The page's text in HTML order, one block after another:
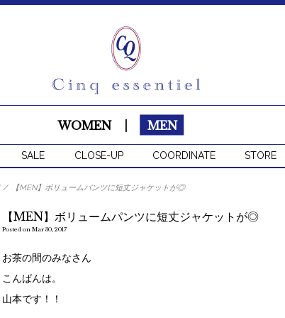
WOMEN MEN
SALE CLOSE-UP COORDINATE STORE
/ 【MEN】ボリュームパンツに短丈ジャケットが◎
【MEN】ボリュームパンツに短丈ジャケットが◎
Posted on Mar 30, 2017
お茶の間のみなさん
こんばんは。
山本です！！